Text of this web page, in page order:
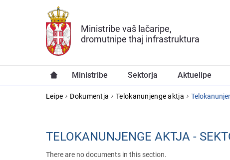
Skip to main content
Ministribe vaš lačaripe,
dromutnipe thaj infrastruktura
Ministribe Sektorja Aktuelipe
YOU ARE HERE
Leipe Dokumentja Telokanunjenge aktja
TELOKANUNJENGE AKTJA -
There are no documents in this section.